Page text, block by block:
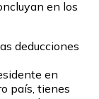
en los
deducciones
en
país, tienes